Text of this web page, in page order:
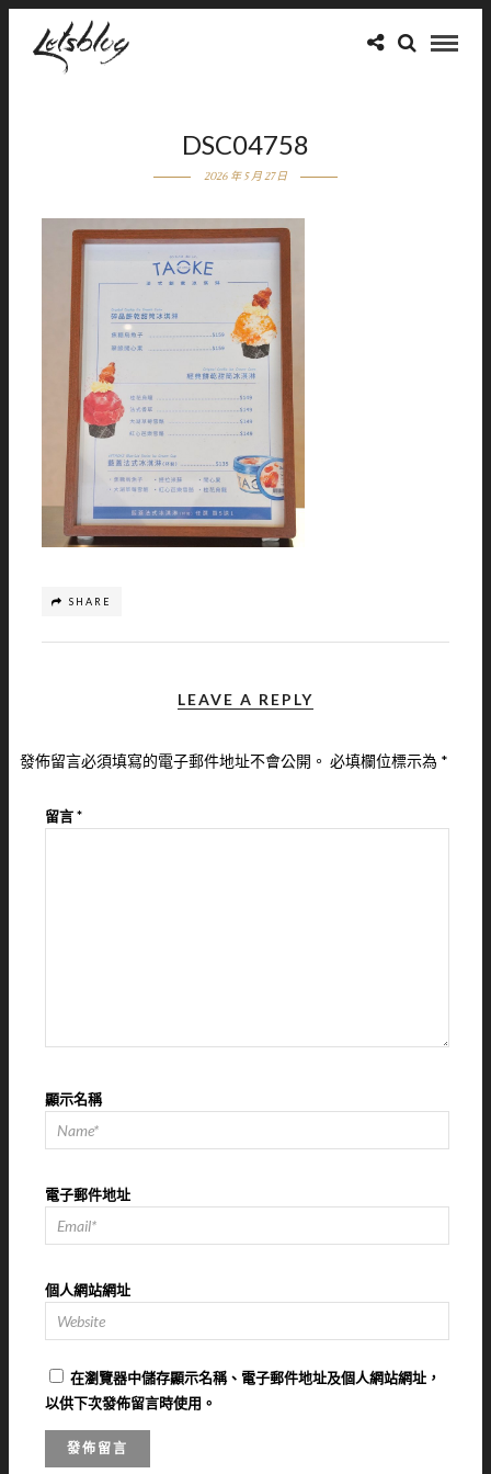
DSC04758
2026 年 5 月 27 日
SHARE
LEAVE A REPLY
發佈留言必須填寫的電子郵件地址不會公開。 必填欄位標示為 *
留言*
顯示名稱
電子郵件地址
個人網站網址
在瀏覽器中儲存顯示名稱、電子郵件地址及個人網站網址，
以供下次發佈留言時使用。